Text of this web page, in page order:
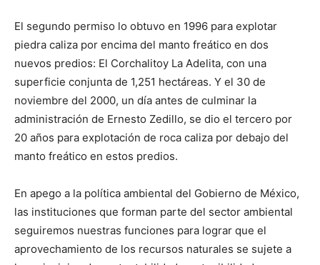
El segundo permiso lo obtuvo en 1996 para explotar
piedra caliza por encima del manto freático en dos
nuevos predios: El Corchalitoy La Adelita, con una
superficie conjunta de 1,251 hectáreas. Y el 30 de
noviembre del 2000, un día antes de culminar la
administración de Ernesto Zedillo, se dio el tercero por
20 años para explotación de roca caliza por debajo del
manto freático en estos predios.
En apego a la política ambiental del Gobierno de México,
las instituciones que forman parte del sector ambiental
seguiremos nuestras funciones para lograr que el
aprovechamiento de los recursos naturales se sujete a